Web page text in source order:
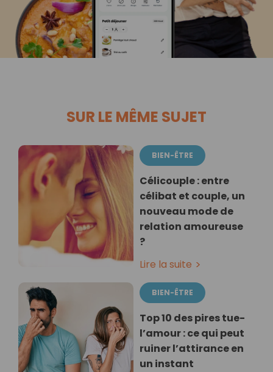
SUR LE MÊME SUJET
BIEN-ÊTRE
Célicouple : entre
célibat et couple, un
nouveau mode de
relation amoureuse
?
Lire la suite
BIEN-ÊTRE
Top 10 des pires tue-
l’amour : ce qui peut
ruiner l’attirance en
un instant